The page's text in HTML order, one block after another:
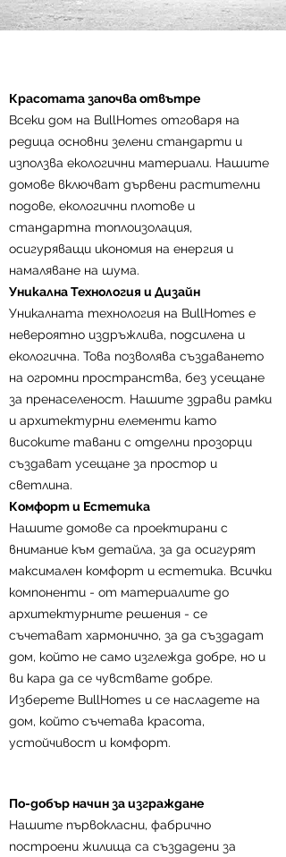
По-Добър Продукт с BullHomes
Нашите продукти се отличават с
широки линии, високи тавани,
стъклени врати и модерен дизайн.
Строим по-бързо от традиционното
строителство, предлагайки домове,
които са лесни за поддръжка,
здравословни за живеене, просторни,
светли, енергийно ефективни и
екологични.
Предимства на Нашите Домове
- Бързо Строителство:Построяваме
вашия дом за по-малко от два месеца,
благодарение на нашия обучен и
специализиран екип.
- Здравословна Среда:Нашите домове
са проектирани да осигурят
здравословна и комфортна среда за
живеене.
усещане за простор, докато
стъклените врати и прозорци
Красотата започва отвътре
Всеки дом на BullHomes отговаря на
редица основни зелени стандарти и
използва екологични материали. Нашите
домове включват дървени растителни
подове, екологични плотове и
стандартна топлоизолация,
осигуряващи икономия на енергия и
намаляване на шума.
Уникална Технология и Дизайн
Уникалната технология на BullHomes е
невероятно издръжлива, подсилена и
екологична. Това позволява създаването
на огромни пространства, без усещане
за пренаселеност. Нашите здрави рамки
и архитектурни елементи като
високите тавани с отделни прозорци
създават усещане за простор и
светлина.
Комфорт и Естетика
Нашите домове са проектирани с
внимание към детайла, за да осигурят
максимален комфорт и естетика. Всички
компоненти - от материалите до
архитектурните решения - се
съчетават хармонично, за да създадат
дом, който не само изглежда добре, но и
ви кара да се чувствате добре.
Изберете BullHomes и се насладете на
дом, който съчетава красота,
устойчивост и комфорт.
По-добър начин за изграждане
Нашите първокласни, фабрично
построени жилища са създадени за